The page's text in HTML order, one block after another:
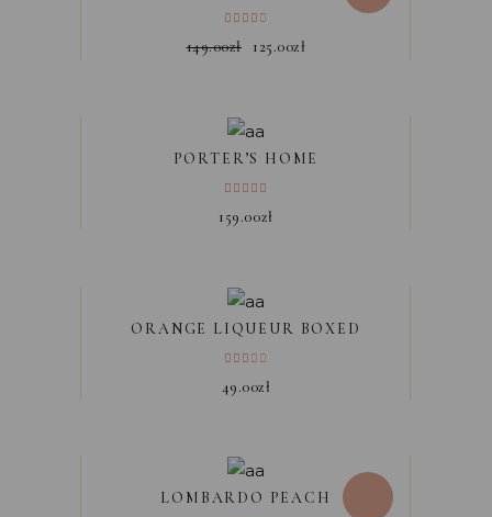
149.00zł 125.00zł
PORTER’S HOME
159.00zł
ORANGE LIQUEUR BOXED
49.00zł
LOMBARDO PEACH